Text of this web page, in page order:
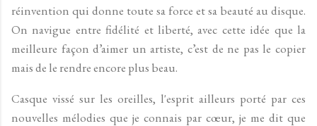
réinvention qui donne toute sa force et sa beauté au disque.
On navigue entre fidélité et liberté, avec cette idée que la
meilleure façon d’aimer un artiste, c’est de ne pas le copier
mais de le rendre encore plus beau.
Casque vissé sur les oreilles, l'esprit ailleurs porté par ces
nouvelles mélodies que je connais par cœur, je me dit que